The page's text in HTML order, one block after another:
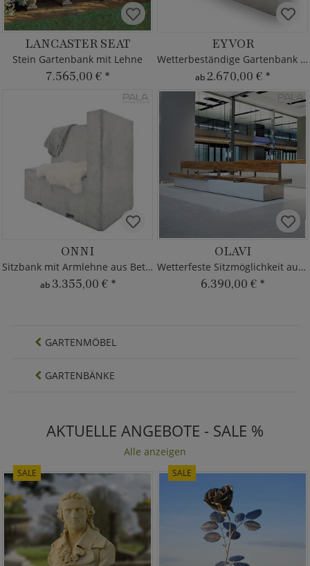
LANCASTER SEAT
Stein Gartenbank mit Lehne
7.565,00 € *
EYVOR
Wetterbeständige Gartenbank - Beton
ab2.670,00 € *
ONNI
Sitzbank mit Armlehne aus Beton
ab 3.355,00 € *
OLAVI
Wetterfeste Sitzmöglichkeit aus Beton
6.390,00 € *
GARTENMÖBEL
GARTENBÄNKE
AKTUELLE ANGEBOTE - SALE %
Alle anzeigen
SALE SALE